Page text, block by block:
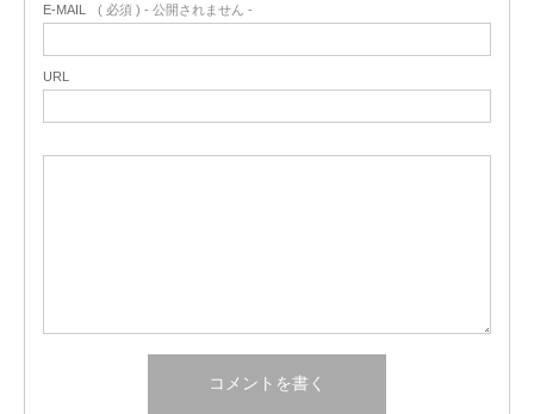
E-MAIL ( 必須 ) - 公開されません -
URL